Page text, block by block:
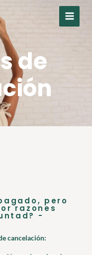
de
pero
razones
-
cancelación: